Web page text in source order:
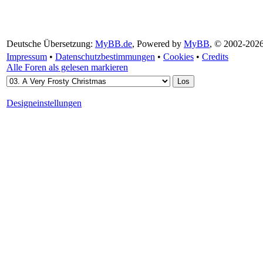
Deutsche Übersetzung: MyBB.de, Powered by MyBB, © 2002-
Impressum • Datenschutzbestimmungen • Cookies • Credits
Alle Foren als gelesen markieren
Designeinstellungen